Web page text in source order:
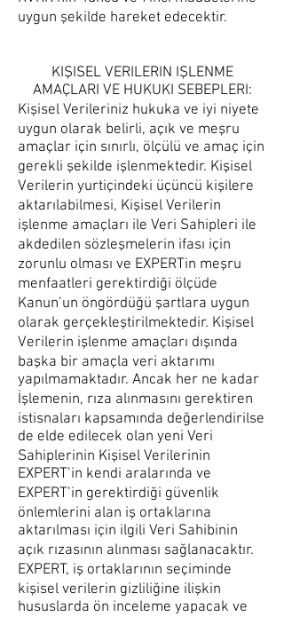
uygun şekilde hareket edecektir.
KIŞISEL VERILERIN IŞLENME
AMAÇLARI VE HUKUKI SEBEPLERI:
Kişisel Verileriniz hukuka ve iyi niyete
uygun olarak belirli, açık ve meşru
amaçlar için sınırlı, ölçülü ve amaç için
gerekli şekilde işlenmektedir. Kişisel
Verilerin yurtiçindeki üçüncü kişilere
aktarılabilmesi, Kişisel Verilerin
işlenme amaçları ile Veri Sahipleri ile
akdedilen sözleşmelerin ifası için
zorunlu olması ve EXPERTin meşru
menfaatleri gerektirdiği ölçüde
Kanun’un öngördüğü şartlara uygun
olarak gerçekleştirilmektedir. Kişisel
Verilerin işlenme amaçları dışında
başka bir amaçla veri aktarımı
yapılmamaktadır. Ancak her ne kadar
İşlemenin, rıza alınmasını gerektiren
istisnaları kapsamında değerlendirilse
de elde edilecek olan yeni Veri
Sahiplerinin Kişisel Verilerinin
EXPERT’in kendi aralarında ve
EXPERT’in gerektirdiği güvenlik
önlemlerini alan iş ortaklarına
aktarılması için ilgili Veri Sahibinin
açık rızasının alınması sağlanacaktır.
EXPERT, iş ortaklarının seçiminde
kişisel verilerin gizliliğine ilişkin
hususlarda ön inceleme yapacak ve